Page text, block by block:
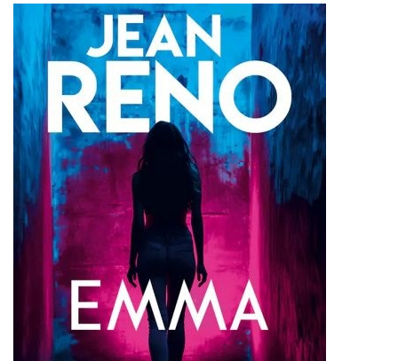
NOWOŚCI
PATRONATY
WYWIADY
RECENZJE
DO CZYTANIA
NA EKRANIE
KONTAKT